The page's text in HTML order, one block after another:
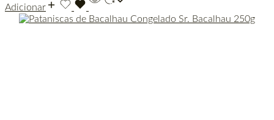
Adicionar